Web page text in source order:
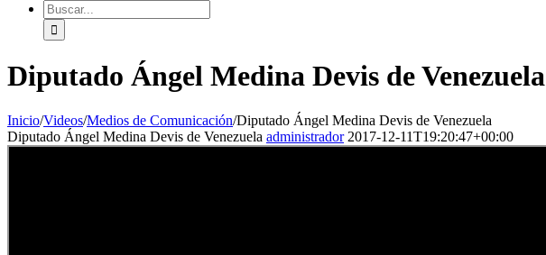
Diputado Ángel Medina Devis de Venezuela
Inicio/Videos/Medios de Comunicación/Diputado Ángel Medina Devis de Venezuela
Diputado Ángel Medina Devis de Venezuela administrador 2017-12-11T19:20:47+00:00